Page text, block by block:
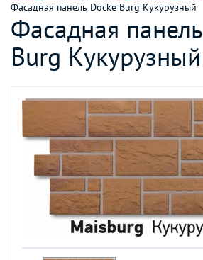
Фасадная панель Docke Burg Кукурузный
Фасадная
Burg Кукурузный